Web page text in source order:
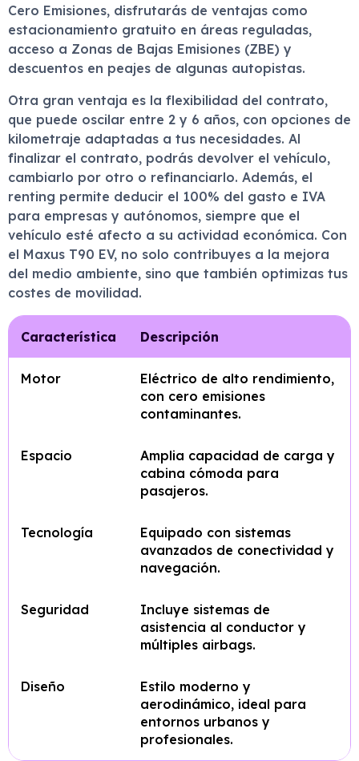
Cero Emisiones, disfrutarás de ventajas como
estacionamiento gratuito en áreas reguladas,
acceso a Zonas de Bajas Emisiones (ZBE) y
descuentos en peajes de algunas autopistas.
Otra gran ventaja es la flexibilidad del contrato,
que puede oscilar entre 2 y 6 años, con opciones de
kilometraje adaptadas a tus necesidades. Al
finalizar el contrato, podrás devolver el vehículo,
cambiarlo por otro o refinanciarlo. Además, el
renting permite deducir el 100% del gasto e IVA
para empresas y autónomos, siempre que el
vehículo esté afecto a su actividad económica. Con
el Maxus T90 EV, no solo contribuyes a la mejora
del medio ambiente, sino que también optimizas tus
costes de movilidad.
Característica Descripción
Motor
Eléctrico de alto rendimiento,
con cero emisiones
contaminantes.
Espacio
Amplia capacidad de carga y
cabina cómoda para
pasajeros.
Tecnología
Equipado con sistemas
avanzados de conectividad y
navegación.
Seguridad
Incluye sistemas de
asistencia al conductor y
múltiples airbags.
Diseño
Estilo moderno y
aerodinámico, ideal para
entornos urbanos y
profesionales.